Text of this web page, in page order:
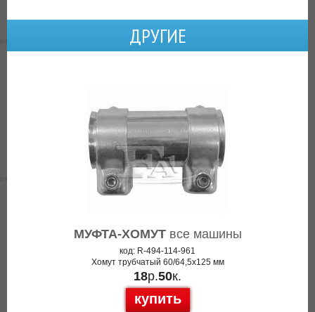
ДРУГИЕ
МУФТА-ХОМУТвсе машины
код: R-494-114-961
Хомут трубчатый 60/64,5x125 мм
18р.50к.
купить